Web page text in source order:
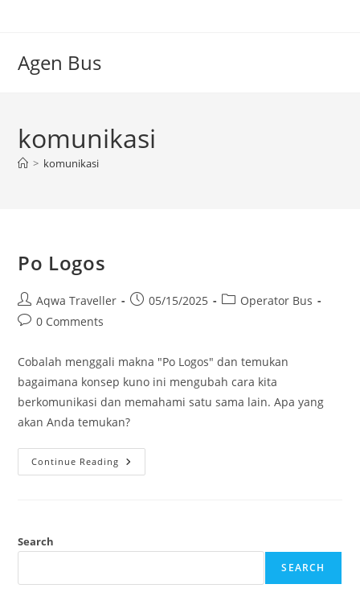
Agen Bus
komunikasi
> komunikasi
Po Logos
Post
author:
Aqwa Traveller
Post05/15/2025
PostOperator Bus
Post0 Comments
Cobalah menggali makna "Po Logos" dan temukan
bagaimana konsep kuno ini mengubah cara kita
berkomunikasi dan memahami satu sama lain. Apa yang
akan Anda temukan?
Continue Reading Po
Logos
Search
SEARCH